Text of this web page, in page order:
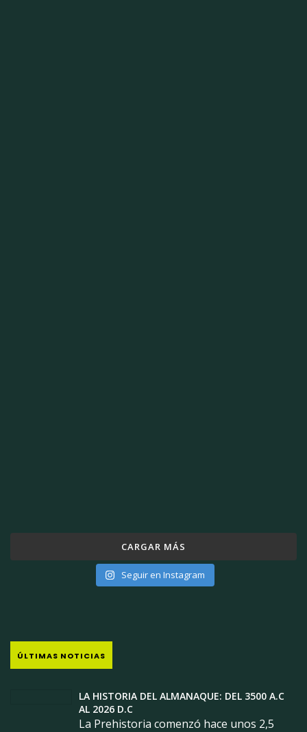
CARGAR MÁS
Seguir en Instagram
ÚLTIMAS NOTICIAS
LA HISTORIA DEL ALMANAQUE: DEL 3500 A.C
AL 2026 D.C
La Prehistoria comenzó hace unos 2,5